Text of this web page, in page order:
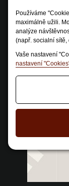
Používáme
maximálně užili.
analýze
(např. socialní sítě,
Vaše nastavení
nastavení